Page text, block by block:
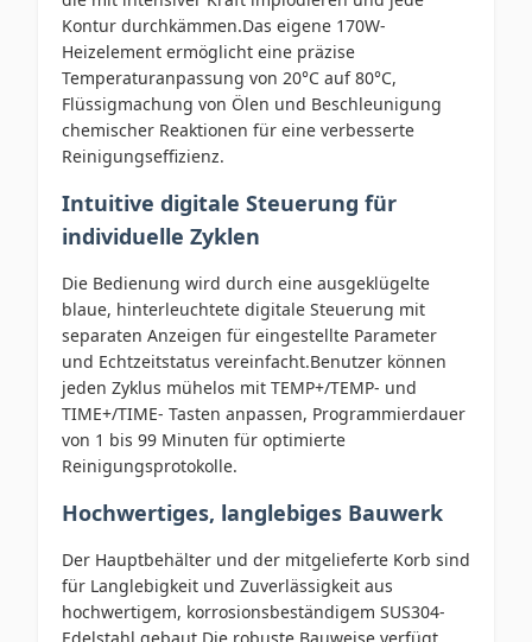
Kontur durchkämmen.Das eigene 170W-
Heizelement ermöglicht eine präzise
Temperaturanpassung von 20°C auf 80°C,
Flüssigmachung von Ölen und Beschleunigung
chemischer Reaktionen für eine verbesserte
Reinigungseffizienz.
Intuitive digitale Steuerung für
individuelle Zyklen
Die Bedienung wird durch eine ausgeklügelte
blaue, hinterleuchtete digitale Steuerung mit
separaten Anzeigen für eingestellte Parameter
und Echtzeitstatus vereinfacht.Benutzer können
jeden Zyklus mühelos mit TEMP+/TEMP- und
TIME+/TIME- Tasten anpassen, Programmierdauer
von 1 bis 99 Minuten für optimierte
Reinigungsprotokolle.
Hochwertiges, langlebiges Bauwerk
Der Hauptbehälter und der mitgelieferte Korb sind
für Langlebigkeit und Zuverlässigkeit aus
hochwertigem, korrosionsbeständigem SUS304-